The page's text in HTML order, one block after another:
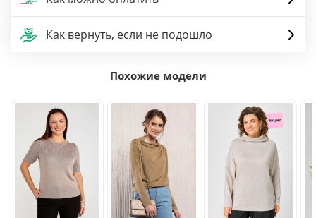
Как вернуть, если не подошло
Похожие модели